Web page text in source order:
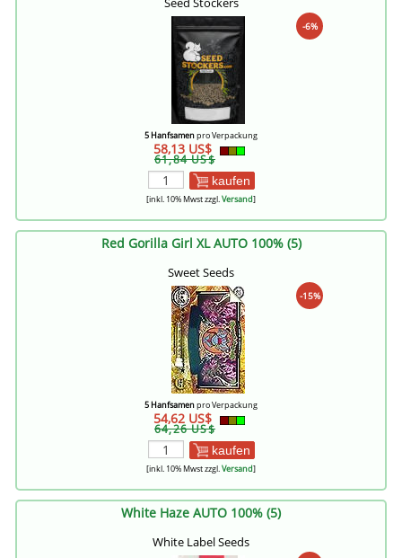
-6%
5 Hanfsamenpro Verpackung
58,13 US$
61,84 US$
kaufen
[inkl. 10% Mwst zzgl.Versand]
Red Gorilla Girl XL AUTO 100% (5)
Sweet Seeds
-15%
5 Hanfsamenpro Verpackung
54,62 US$
64,26 US$
kaufen
[inkl. 10% Mwst zzgl.Versand]
White Haze AUTO 100% (5)
White Label Seeds